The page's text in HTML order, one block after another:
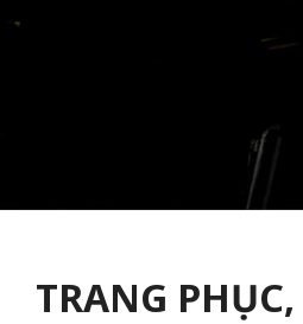
TRANG